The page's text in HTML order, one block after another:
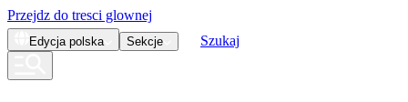
Przejdz do tresci glownej
Edycja polska Sekcje Szukaj